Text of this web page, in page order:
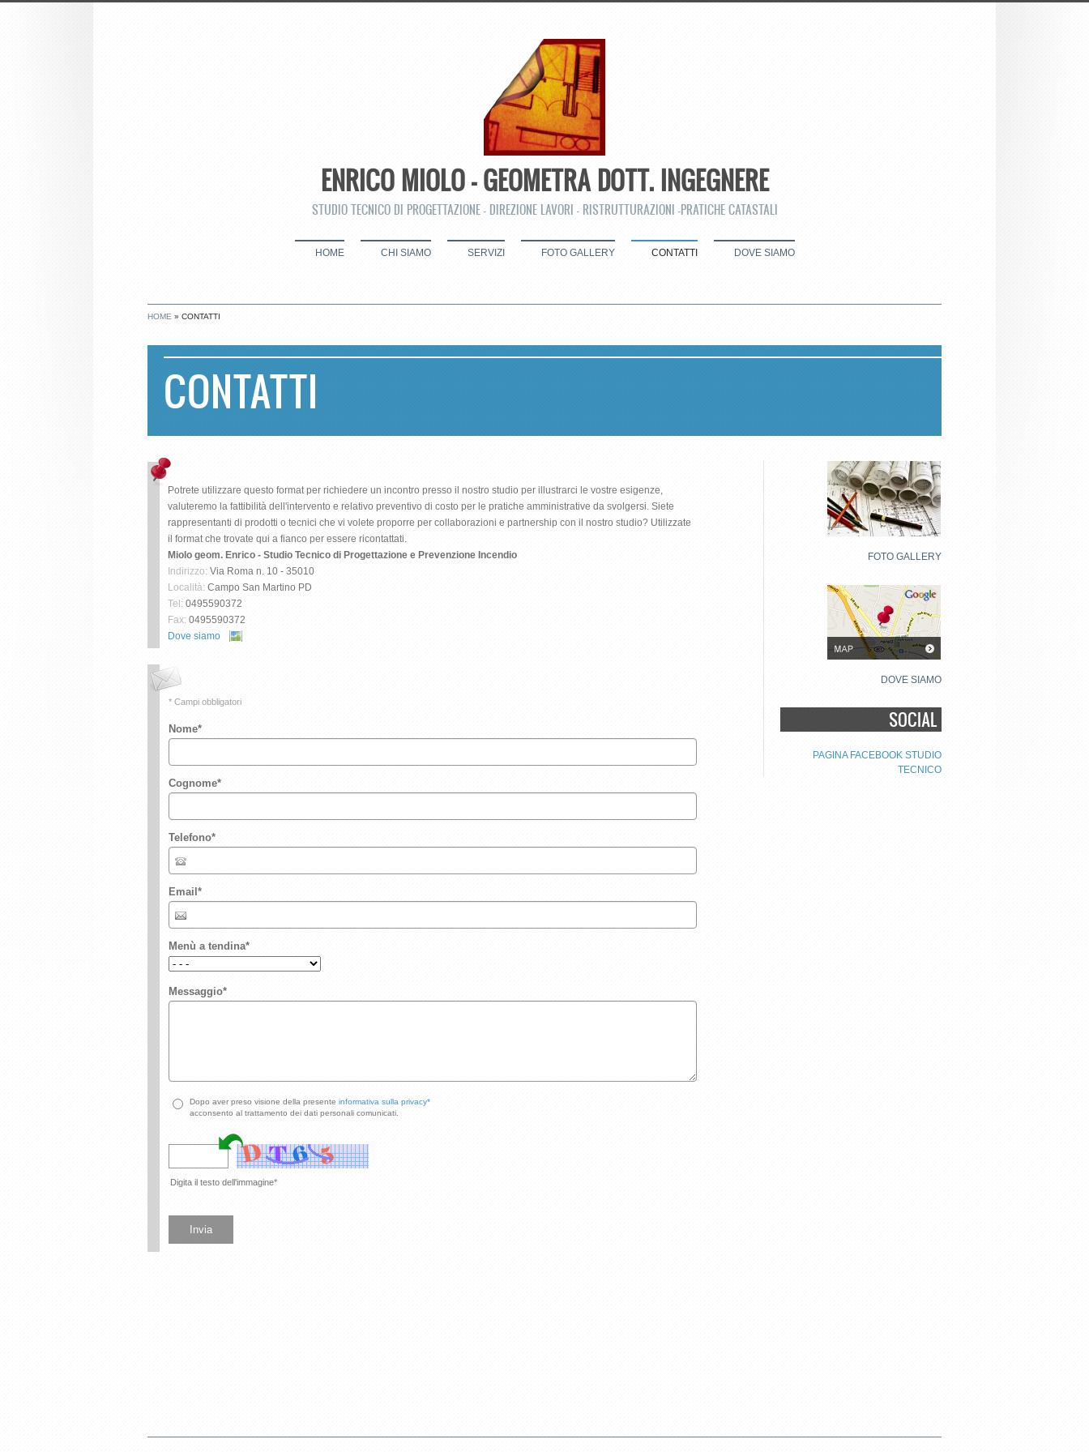
ENRICO MIOLO - GEOMETRA DOTT. INGEGNERE
STUDIO TECNICO DI PROGETTAZIONE - DIREZIONE LAVORI - RISTRUTTURAZIONI -PRATICHE CATASTALI
HOME CHI SIAMO SERVIZI FOTO GALLERY CONTATTI DOVE SIAMO
HOME » CONTATTI
CONTATTI
Potrete utilizzare questo format per richiedere un incontro presso il nostro studio per illustrarci le vostre esigenze,
valuteremo la fattibilità dell'intervento e relativo preventivo di costo per le pratiche amministrative da svolgersi. Siete
rappresentanti di prodotti o tecnici che vi volete proporre per collaborazioni e partnership con il nostro studio? Utilizzate
il format che trovate qui a fianco per essere ricontattati.
Miolo geom. Enrico - Studio Tecnico di Progettazione e Prevenzione Incendio
Indirizzo: Via Roma n. 10 - 35010
Località: Campo San Martino PD
Tel: 0495590372
Fax: 0495590372
Dove siamo
* Campi obbligatori
Nome*
Cognome*
Telefono*
Email *
Menù a tendina*
Messaggio*
Dopo aver preso visione della presente informativa sulla privacy*
acconsento al trattamento dei dati personali comunicati.
Digita il testo dell'immagine*
FOTO GALLERY
DOVE SIAMO
SOCIAL
PAGINA FACEBOOK STUDIO
TECNICO